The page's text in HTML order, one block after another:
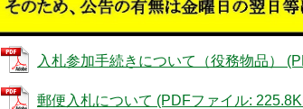
入札参加手続きについて（役務物品）
郵便入札について (PDFファイル: